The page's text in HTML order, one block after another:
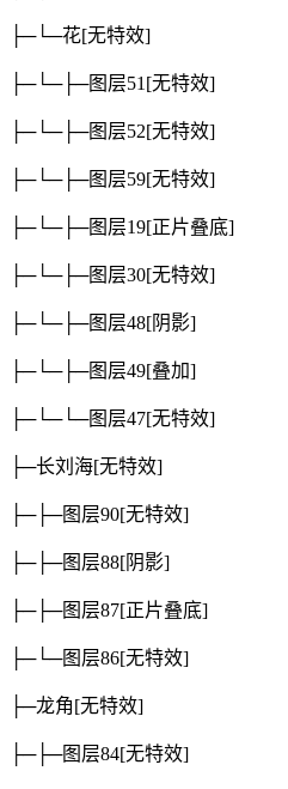
├─└─花[无特效]
├─└─├─图层51 [无特效]
├─└─├─图层52[无特效]
├─└─├─图层59[无特效]
├─└─├─图层19[正片叠底]
├─└─├─图层30[无特效]
├─└─├─图层48[阴影]
├─└─├─图层49[叠加]
├─└─└─图层47[无特效]
├─长刘海[无特效]
├─├─图层90[无特效]
├─├─图层88[阴影]
├─├─图层87[正片叠底]
├─└─图层86[无特效]
├─龙角[无特效]
├─├─图层84[无特效]